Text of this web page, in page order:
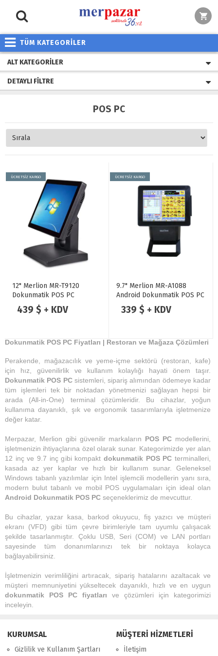
TÜM KATEGORİLER
ALT KATEGORILER
DETAYLI FILTRE
POS PC
ÜCRETSİZ KARGO
12" Merlion MR-T9120
Dokunmatik POS PC
439 $ + KDV
ÜCRETSİZ KARGO
9.7" Merlion MR-A1088
Android Dokunmatik POS PC
339 $ + KDV
Dokunmatik POS PC Fiyatları | Restoran ve Mağaza Çözümleri
Perakende, mağazacılık ve yeme-içme sektörü (restoran, kafe)
için hız, güvenilirlik ve kullanım kolaylığı hayati önem taşır.
Dokunmatik POS PCsistemleri, sipariş alımından ödemeye kadar
tüm işlemleri tek bir noktadan yönetmenizi sağlayan hepsi bir
arada (All-in-One) terminal çözümleridir. Bu cihazlar, yoğun
kullanıma dayanıklı, şık ve ergonomik tasarımlarıyla işletmenize
değer katar.
Merpazar, Merlion gibi güvenilir markaların POS PC modellerini,
işletmenizin ihtiyaçlarına özel olarak sunar. Kategorimizde yer alan
12 inç ve 9.7 inç gibi kompakt dokunmatik POS PC terminalleri,
kasada az yer kaplar ve hızlı bir kullanım sunar. Geleneksel
Windows tabanlı yazılımlar için Intel işlemcili modellerin yanı sıra,
modern bulut tabanlı ve mobil POS uygulamaları için ideal olan
Android Dokunmatik POS PC seçeneklerimiz de mevcuttur.
Bu cihazlar, yazar kasa, barkod okuyucu, fiş yazıcı ve müşteri
ekranı (VFD) gibi tüm çevre birimleriyle tam uyumlu çalışacak
şekilde tasarlanmıştır. Çoklu USB, Seri (COM) ve LAN portları
sayesinde tüm donanımlarınızı tek bir noktaya kolayca
bağlayabilirsiniz.
İşletmenizin verimliliğini artıracak, sipariş hatalarını azaltacak ve
müşteri memnuniyetini yükseltecek dayanıklı, hızlı ve en uygun
dokunmatik POS PC fiyatları ve çözümleri için kategorimizi
inceleyin.
KURUMSAL
Gizlilik ve Kullanım Şartları
MÜŞTERİ HİZMETLERİ
İletişim